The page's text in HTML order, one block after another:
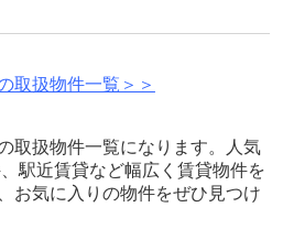
取扱物件一覧＞＞
取扱物件一覧になります。人気
駅近賃貸など幅広く賃貸物件を
お気に入りの物件をぜひ見つけ